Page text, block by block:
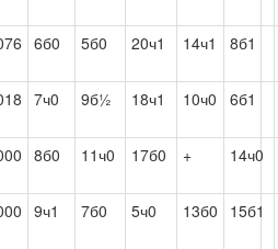
6б0 5б0 20ч1 14ч1 8б1
7ч0 9б½ 18ч1 10ч0 6б1
8б0 11ч0 17б0 + 14ч0
9ч1 7б0 5ч0 13б0 15б1